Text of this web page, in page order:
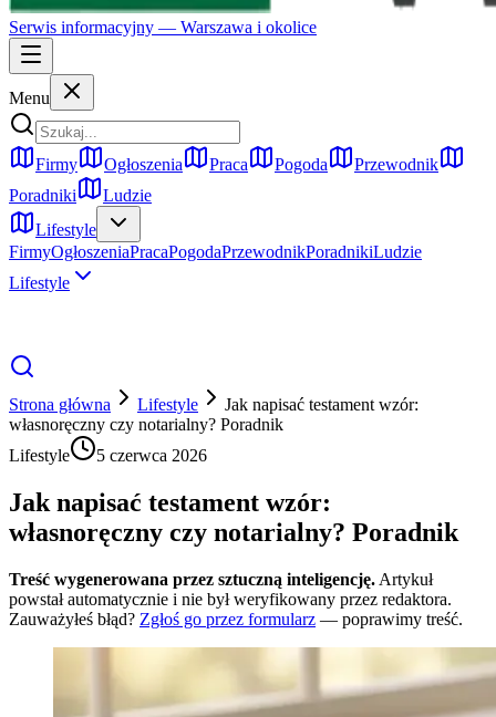
Serwis informacyjny — Warszawa i okolice
Menu
Firmy Ogłoszenia Praca Pogoda
Przewodnik
Poradniki
Ludzie
Lifestyle
FirmyOgłoszeniaPracaPogodaPrzewodnikPoradnikiLudzie
Lifestyle
Strona główna Lifestyle
Jak napisać testament wzór:
własnoręczny czy notarialny? Poradnik
Lifestyle
5 czerwca 2026
Jak napisać testament wzór:
własnoręczny czy notarialny? Poradnik
Treść wygenerowana przez sztuczną inteligencję. Artykuł
powstał automatycznie i nie był weryfikowany przez redaktora.
Zauważyłeś błąd? Zgłoś go przez formularz — poprawimy treść.